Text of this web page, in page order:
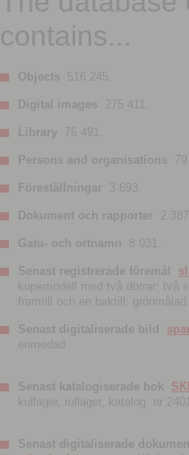
contains...
Objects 516 245.
Digital images 275 411.
Library 76 491.
Persons and organisations 79
Föreställningar 3 693.
Dokument och rapporter 2 387.
Gatu- och ortnamn 8 031.
Senast registrerade föremål
kupémodell med två dörrar; två
framtill och en baktill; grönmålad
Senast digitaliserade bild
enmedad
Senast katalogiserade bok
kullager, rullager, katalog. nr
Senast digitaliserade